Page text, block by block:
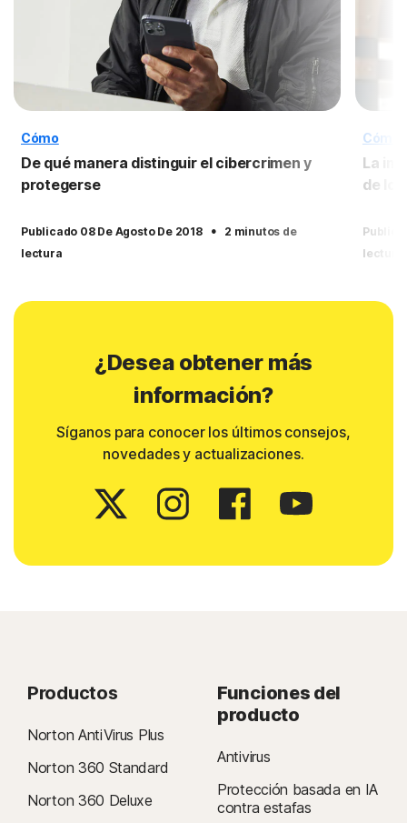
Cómo
De qué manera distinguir el cibercrimen y
protegerse
Publicado 08 De Agosto De 2018 ·
2 minutos de
lectura
Cómo
La
de
lectura
¿Desea obtener más
información?
Síganos para conocer los últimos consejos,
novedades y actualizaciones.
Productos
Norton AntiVirus Plus
Norton 360 Standard
Norton 360 Deluxe
Funciones del
producto
Antivirus
Protección basada en IA
contra estafas